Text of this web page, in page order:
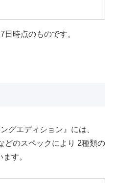
時点のものです。
グエディション』には、
どのスペックにより 2種類の
す。